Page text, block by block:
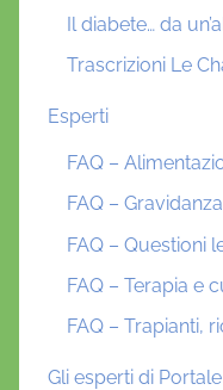
Il diabete… da
Trascrizioni Le
Esperti
FAQ –
FAQ –
FAQ – Questioni
FAQ – Terapia e
FAQ – Trapianti,
Gli esperti di